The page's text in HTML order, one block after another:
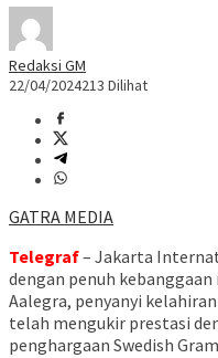
Redaksi GM
22/04/2024213 Dilihat
GATRA MEDIA
Telegraf– Jakarta
dengan penuh
Aalegra, penyanyi
telah mengukir prestasi
penghargaan Swedish